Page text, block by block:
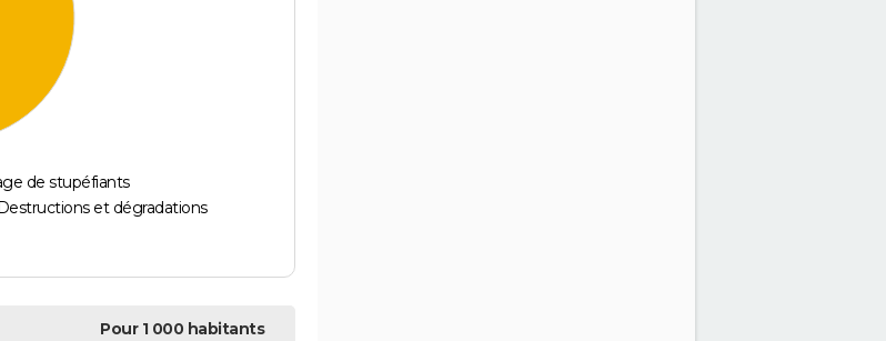
de stupéfiants
Destructions et dégradations
Pour 1 000 habitants